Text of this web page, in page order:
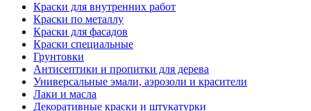
Краски для внутренних работ
Краски по металлу
Краски для фасадов
Краски специальные
Грунтовки
Антисептики и пропитки для дерева
Универсальные эмали, аэрозоли и красители
Лаки и масла
Декоративные краски и штукатурки